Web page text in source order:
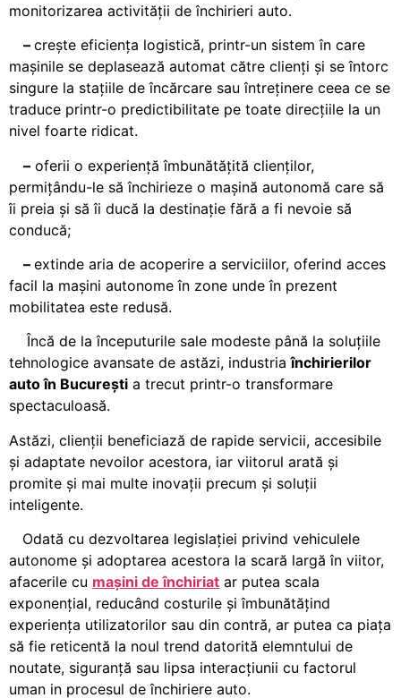
monitorizarea activității de închirieri auto.
– crește eficiența logistică, printr-un sistem în care
mașinile se deplasează automat către clienți și se întorc
singure la stațiile de încărcare sau întreținere ceea ce se
traduce printr-o predictibilitate pe toate direcțiile la un
nivel foarte ridicat.
– oferii o experiență îmbunătățită clienților,
permițându-le să închirieze o mașină autonomă care să
îi preia și să îi ducă la destinație fără a fi nevoie să
conducă;
– extinde aria de acoperire a serviciilor, oferind acces
facil la mașini autonome în zone unde în prezent
mobilitatea este redusă.
Încă de la începuturile sale modeste până la soluțiile
tehnologice avansate de astăzi, industriaînchirierilor
auto în București a trecut printr-o transformare
spectaculoasă.
Astăzi, clienții beneficiază de rapide servicii, accesibile
și adaptate nevoilor acestora, iar viitorul arată și
promite și mai multe inovații precum și soluții
inteligente.
Odată cu dezvoltarea legislației privind vehiculele
autonome și adoptarea acestora la scară largă în viitor,
afacerile cu mașini de închiriat ar putea scala
exponențial, reducând costurile și îmbunătățind
experiența utilizatorilor sau din contră, ar putea ca piața
să fie reticentă la noul trend datorită elemntului de
noutate, siguranță sau lipsa interacțiunii cu factorul
uman in procesul de închiriere auto.